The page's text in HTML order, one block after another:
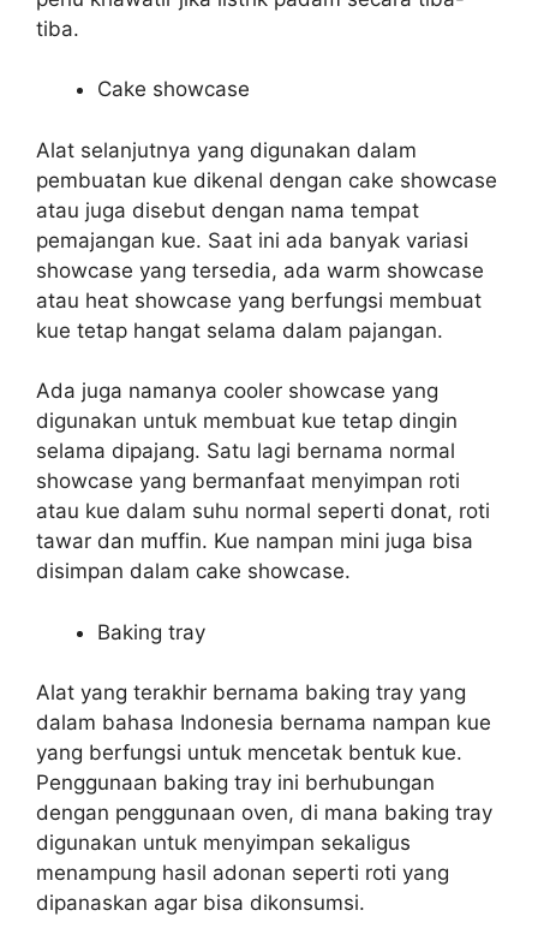
tiba.
Cake showcase
Alat selanjutnya yang digunakan dalam
pembuatan kue dikenal dengan cake showcase
atau juga disebut dengan nama tempat
pemajangan kue. Saat ini ada banyak variasi
showcase yang tersedia, ada warm showcase
atau heat showcase yang berfungsi membuat
kue tetap hangat selama dalam pajangan.
Ada juga namanya cooler showcase yang
digunakan untuk membuat kue tetap dingin
selama dipajang. Satu lagi bernama normal
showcase yang bermanfaat menyimpan roti
atau kue dalam suhu normal seperti donat, roti
tawar dan muffin. Kue nampan mini juga bisa
disimpan dalam cake showcase.
Baking tray
Alat yang terakhir bernama baking tray yang
dalam bahasa Indonesia bernama nampan kue
yang berfungsi untuk mencetak bentuk kue.
Penggunaan baking tray ini berhubungan
dengan penggunaan oven, di mana baking tray
digunakan untuk menyimpan sekaligus
menampung hasil adonan seperti roti yang
dipanaskan agar bisa dikonsumsi.